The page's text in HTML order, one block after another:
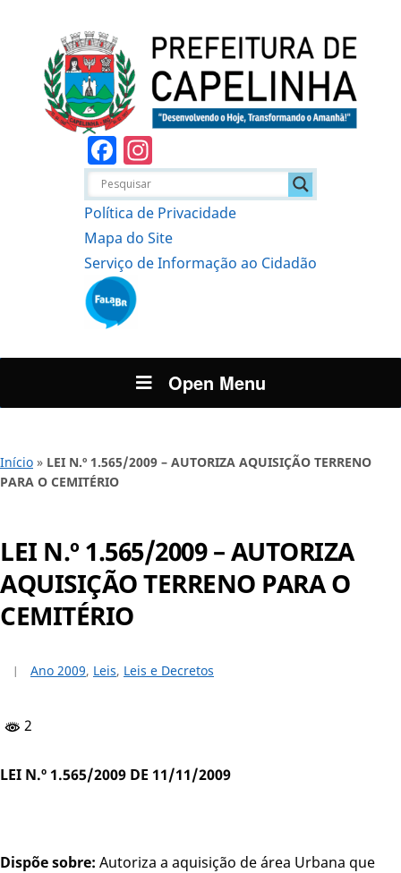
Facebook
Política de Privacidade
Mapa do Site
Serviço de Informação ao Cidadão
Open Menu
Início » LEI N.º 1.565/2009 – AUTORIZA AQUISIÇÃO TERRENO
PARA O CEMITÉRIO
LEI N.º 1.565/2009 – AUTORIZA
AQUISIÇÃO TERRENO PARA O
CEMITÉRIO
Ano 2009, Leis, Leis e Decretos
2
LEI N.º 1.565/2009 DE 11/11/2009
Dispõe sobre: Autoriza a aquisição de área Urbana que